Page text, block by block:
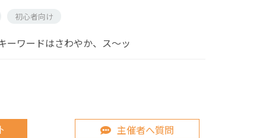
初心者向け
ーワードはさわやか、ス～ッ
主催者へ質問